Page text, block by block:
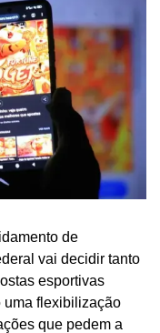
de
vai decidir tanto
esportivas
uma flexibilização
que pedem a